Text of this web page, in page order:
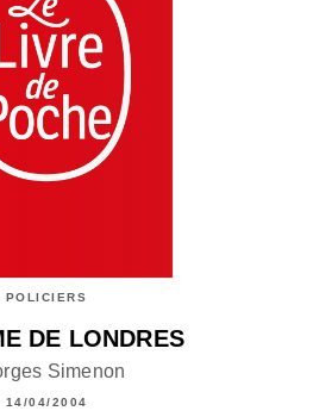
POLICIERS
DE LONDRES
Simenon
14/04/2004